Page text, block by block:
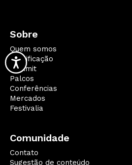
Sobre
Quem somos
Qualificação
Summit
Palcos
Conferências
Mercados
Festivalia
Comunidade
Contato
Sugestão de conteúdo